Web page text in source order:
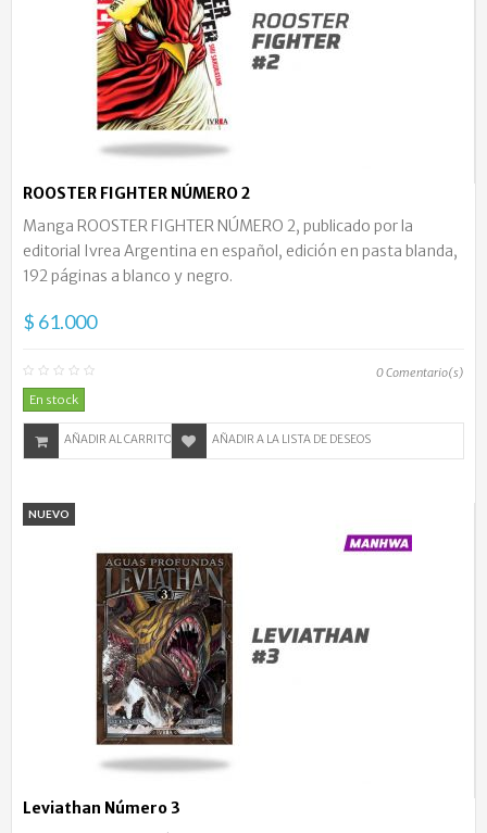
ROOSTER FIGHTER NÚMERO 2
Manga ROOSTER FIGHTER NÚMERO 2, publicado por la
editorial Ivrea Argentina en español, edición en pasta blanda,
192 páginas a blanco y negro.
$ 61.000
0Comentario(s)
En stock
AÑADIR AL CARRITO AÑADIR A LA LISTA DE DESEOS
NUEVO
Leviathan Número 3